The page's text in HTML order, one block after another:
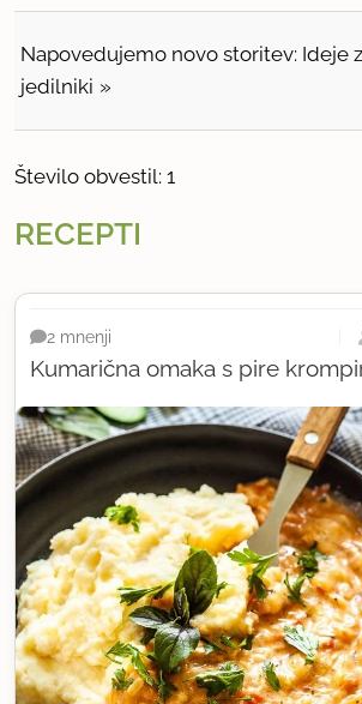
Napovedujemo novo storitev: Ideje
jedilniki
Število obvestil: 1
RECEPTI
Kumarična omaka s pire
2 mnenji